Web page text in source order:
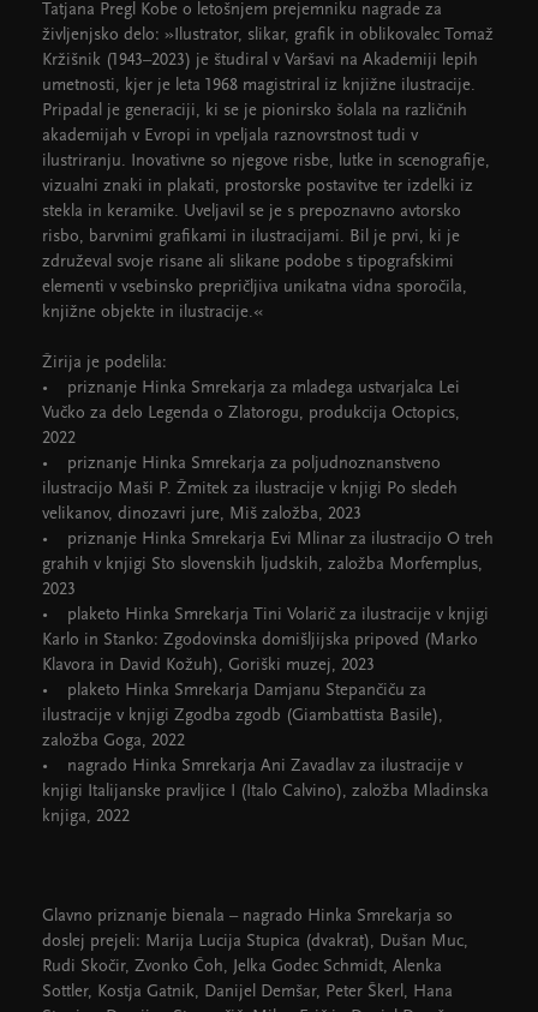
Tatjana Pregl Kobe o letošnjem prejemniku nagrade za
življenjsko delo: »Ilustrator, slikar, grafik in oblikovalec Tomaž
Kržišnik (1943–2023) je študiral v Varšavi na Akademiji lepih
umetnosti, kjer je leta 1968 magistriral iz knjižne ilustracije.
Pripadal je generaciji, ki se je pionirsko šolala na različnih
akademijah v Evropi in vpeljala raznovrstnost tudi v
ilustriranju. Inovativne so njegove risbe, lutke in scenografije,
vizualni znaki in plakati, prostorske postavitve ter izdelki iz
stekla in keramike. Uveljavil se je s prepoznavno avtorsko
risbo, barvnimi grafikami in ilustracijami. Bil je prvi, ki je
združeval svoje risane ali slikane podobe s tipografskimi
elementi v vsebinsko prepričljiva unikatna vidna sporočila,
knjižne objekte in ilustracije.«
Žirija je podelila:
• priznanje Hinka Smrekarja za mladega ustvarjalca Lei
Vučko za delo Legenda o Zlatorogu, produkcija Octopics,
2022
• priznanje Hinka Smrekarja za poljudnoznanstveno
ilustracijo Maši P. Žmitek za ilustracije v knjigi Po sledeh
velikanov, dinozavri jure, Miš založba, 2023
• priznanje Hinka Smrekarja Evi Mlinar za ilustracijo O treh
grahih v knjigi Sto slovenskih ljudskih, založba Morfemplus,
2023
• plaketo Hinka Smrekarja Tini Volarič za ilustracije v knjigi
Karlo in Stanko: Zgodovinska domišljijska pripoved (Marko
Klavora in David Kožuh), Goriški muzej, 2023
• plaketo Hinka Smrekarja Damjanu Stepančiču za
ilustracije v knjigi Zgodba zgodb (Giambattista Basile),
založba Goga, 2022
• nagrado Hinka Smrekarja Ani Zavadlav za ilustracije v
knjigi Italijanske pravljice I (Italo Calvino), založba Mladinska
knjiga, 2022
Glavno priznanje bienala – nagrado Hinka Smrekarja so
doslej prejeli: Marija Lucija Stupica (dvakrat), Dušan Muc,
Rudi Skočir, Zvonko Čoh, Jelka Godec Schmidt, Alenka
Sottler, Kostja Gatnik, Danijel Demšar, Peter Škerl, Hana